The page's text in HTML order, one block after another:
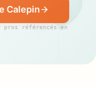
Calepin
pros référencés en